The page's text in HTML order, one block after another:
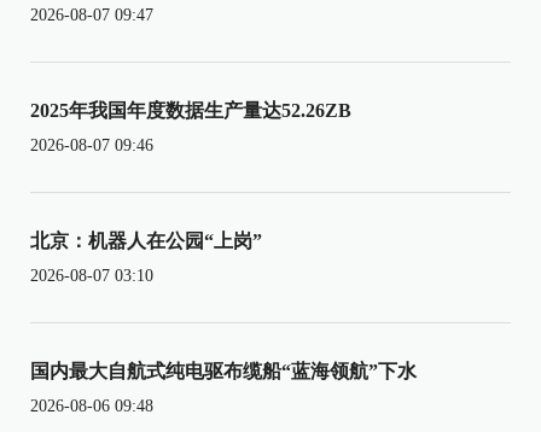
2026-08-07 09:47
2025年我国年度数据生产量达52.26ZB
2026-08-07 09:46
北京：机器人在公园“上岗”
2026-08-07 03:10
国内最大自航式纯电驱布缆船“蓝海领航”下水
2026-08-06 09:48